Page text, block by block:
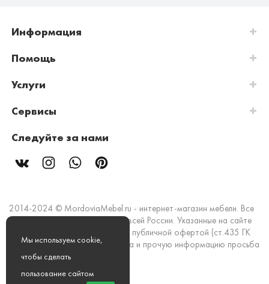
Информация
Помощь
Услуги
Сервисы
Следуйте за нами
2014-2024 © MordoviaMebel.ru - интернет-магазин мебели. Все
права защищены. Доставка по всей России. Указанные на сайте
цены и информация не являются публичной офертой (ст.435 ГК
РФ). Стоимость, наличие товара и прочую информацию просьба
уточнять в офисах продаж.
Мы используем cookie,
чтобы сделать
пользование сайтом